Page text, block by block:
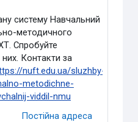
систему Навчальний
методичного
Спробуйте
Контакти за
nuft.edu.ua/sluzhby-
metodichne-
viddil-nmu
Постійна адреса